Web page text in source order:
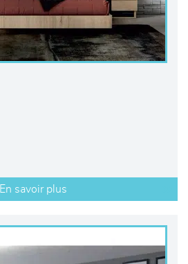
En savoir plus